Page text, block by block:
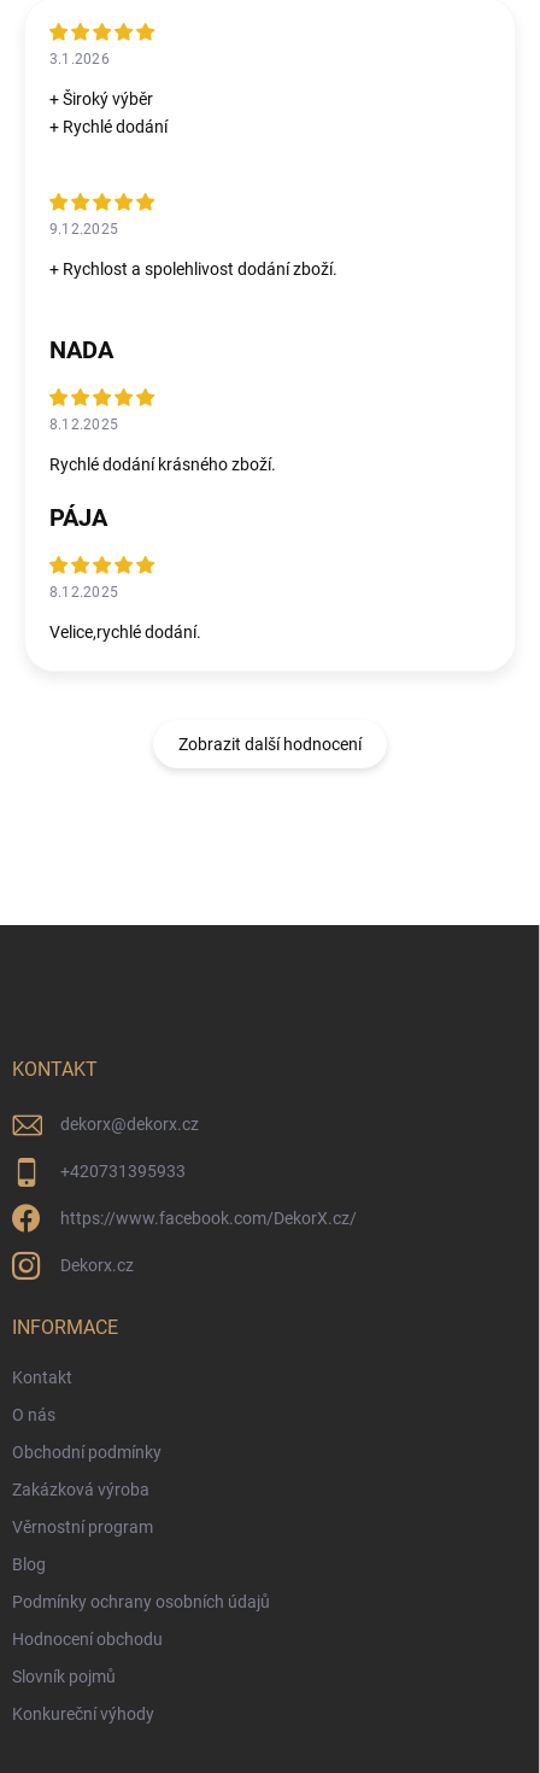
3.1.2026
+ Široký výběr
+ Rychlé dodání
9.12.2025
+ Rychlost a spolehlivost dodání zboží.
NADA
8.12.2025
Rychlé dodání krásného zboží.
PÁJA
8.12.2025
Velice,rychlé dodání.
Zobrazit další hodnocení
KONTAKT
dekorx@dekorx.cz
+420731395933
https://www.facebook.com/DekorX.cz/
Dekorx.cz
INFORMACE
Kontakt
O nás
Obchodní podmínky
Zakázková výroba
Věrnostní program
Blog
Podmínky ochrany osobních údajů
Hodnocení obchodu
Slovník pojmů
Konkureční výhody